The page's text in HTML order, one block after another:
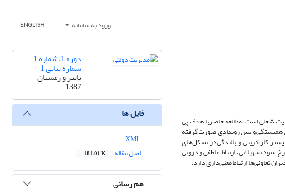
ورود به سامانه ENGLISH
شغلی است. مطالعه حاضربا هدف پی
همبستگی و پس رویدادی صورت گرفته
و بالندگی‌در تشکل‌های
سود تسهیلاتی، ارتباط عاطفی و درونی
تعاونی‌ها ارتباط معنی‌داری دارد.
دوره 1، شماره 1 -
شماره پیاپی 1
پاییز و زمستان
1387
فایل ها
اصل مقاله
181.01 K
هم رسانی